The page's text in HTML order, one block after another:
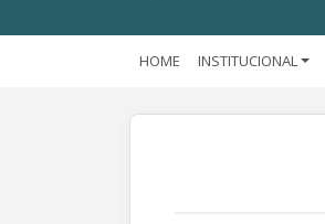
HOME INSTITUCIONAL